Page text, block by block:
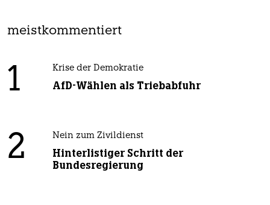
meistkommentiert
1 Krise der Demokratie
AfD-Wählen als Triebabfuhr
2 Nein zum Zivildienst
Hinterlistiger Schritt der
Bundesregierung